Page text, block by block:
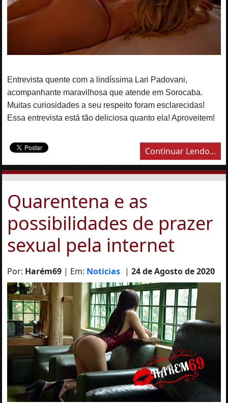
Entrevista quente com a lindíssima Lari Padovani,
acompanhante maravilhosa que atende em Sorocaba.
Muitas curiosidades a seu respeito foram esclarecidas!
Essa entrevista está tão deliciosa quanto ela! Aproveitem!
Continuar Lendo...
Quarentena e as
possibilidades de prazer
sexual pela internet
Por: Harém69 | Em: Noticias |24 de Agosto de 2020